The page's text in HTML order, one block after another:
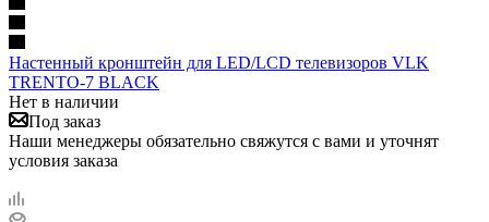
Настенный кронштейн для LED/LCD телевизоров VLK
TRENTO-7 BLACK
Нет в наличии
Под заказ
Наши менеджеры обязательно свяжутся с вами и уточнят
условия заказа